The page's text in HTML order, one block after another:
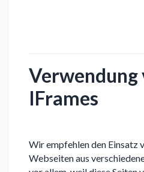
Verwendung
IFrames
Wir empfehlen den Einsatz
Webseiten aus